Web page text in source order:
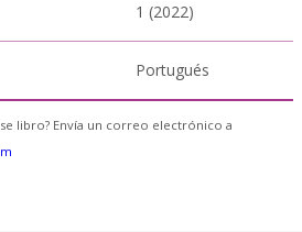
1 (2022)
Portugués
libro? Envía un correo electrónico a